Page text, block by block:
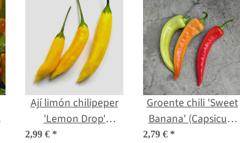
Ají limón chilipeper
'Lemon Drop'
(Capsicum
2,99 € *
Groente chili 'Sweet
Banana' (Capsicum
annuum) zaden
2,79 € *